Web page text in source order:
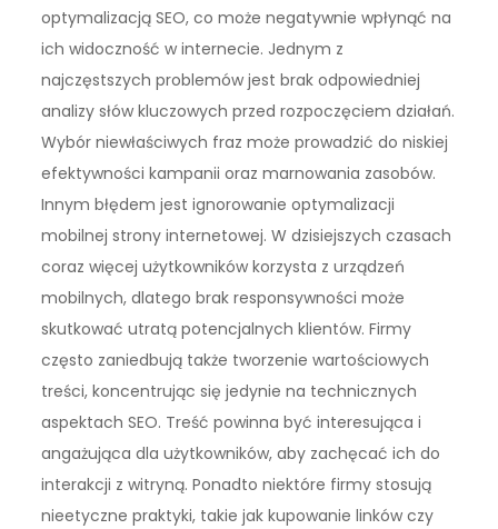
optymalizacją SEO, co może negatywnie wpłynąć na
ich widoczność w internecie. Jednym z
najczęstszych problemów jest brak odpowiedniej
analizy słów kluczowych przed rozpoczęciem działań.
Wybór niewłaściwych fraz może prowadzić do niskiej
efektywności kampanii oraz marnowania zasobów.
Innym błędem jest ignorowanie optymalizacji
mobilnej strony internetowej. W dzisiejszych czasach
coraz więcej użytkowników korzysta z urządzeń
mobilnych, dlatego brak responsywności może
skutkować utratą potencjalnych klientów. Firmy
często zaniedbują także tworzenie wartościowych
treści, koncentrując się jedynie na technicznych
aspektach SEO. Treść powinna być interesująca i
angażująca dla użytkowników, aby zachęcać ich do
interakcji z witryną. Ponadto niektóre firmy stosują
nieetyczne praktyki, takie jak kupowanie linków czy